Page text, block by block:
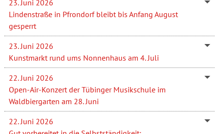
23. Juni 2026
Lindenstraße in Pfrondorf bleibt bis Anfang August
gesperrt
23. Juni 2026
Kunstmarkt rund ums Nonnenhaus am 4. Juli
22. Juni 2026
Open-Air-Konzert der Tübinger Musikschule im
Waldbiergarten am 28. Juni
22. Juni 2026